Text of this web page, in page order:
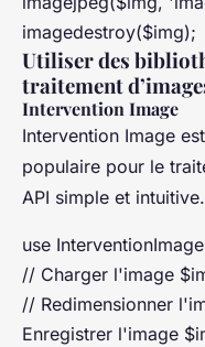
imagedestroy($img);
Utiliser des
traitement
Intervention Image
Intervention Image
populaire pour le
API simple et intuitive.
use
// Charger l'image
// Redimensionner
Enregistrer l'image